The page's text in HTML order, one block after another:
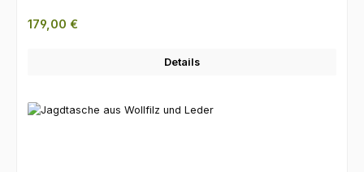
Regulärer Preis:
179,00 €
Details